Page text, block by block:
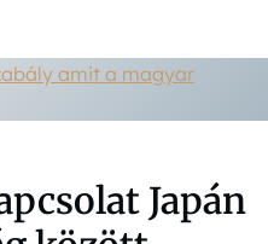
amit a magyar
Japán